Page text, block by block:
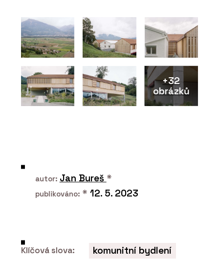
PRODUKTY
+32
obrázků
autor: Jan Bureš *
publikováno: * 12. 5. 2023
Klíčová slova:
komunitní bydlení